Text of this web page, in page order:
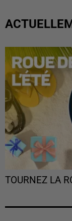
TOURNEZ LA